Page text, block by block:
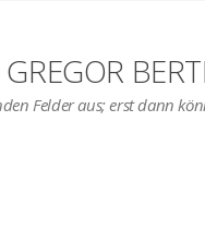
Felder aus; erst dann